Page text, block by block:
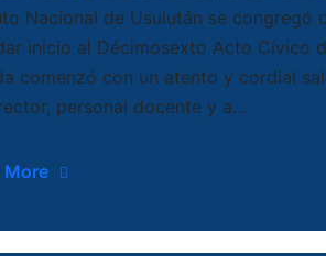
Nacional de Usulután se congregó
inicio al Décimosexto Acto Cívico
comenzó con un atento y cordial
personal docente y a…
More